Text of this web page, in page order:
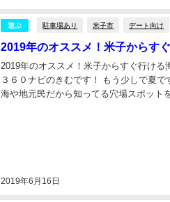
遊ぶ 駐車場あり 米子市 デート向け
2019年のオススメ！米子からす
2019年6月16日
2019年のオススメ！米子からすぐ行け
３６０ナビのきむです！ もう少しで夏ですね！ 夏といえば海！砂浜！ ということで、オススメの
海や地元民だから知ってる穴場スポット